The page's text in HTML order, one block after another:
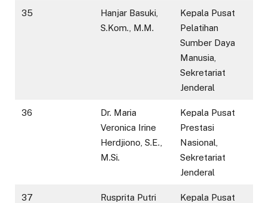
35
Hanjar Basuki,
S.Kom., M.M.
Kepala Pusat
Pelatihan
Sumber Daya
Manusia,
Sekretariat
Jenderal
36
Dr. Maria
Veronica Irine
Herdjiono, S.E.,
M.Si.
Kepala Pusat
Prestasi
Nasional,
Sekretariat
Jenderal
37
Rusprita Putri
Kepala Pusat